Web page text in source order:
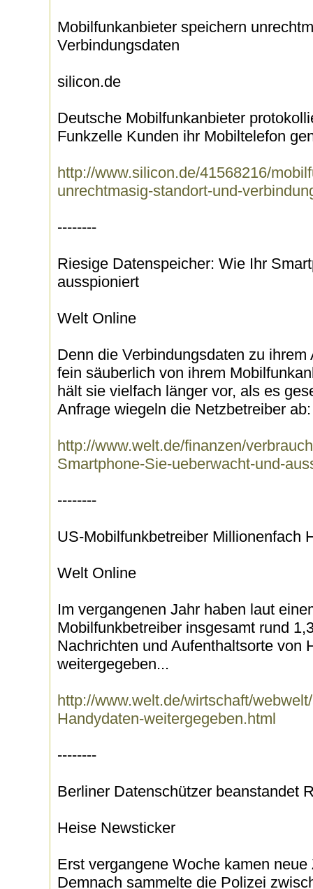
Mobilfunkanbieter speichern
Verbindungsdaten
silicon.de
Deutsche Mobilfunkanbieter
Funkzelle Kunden ihr Mobiltelefon
http://www.silicon.de/41568216/
unrechtmasig-standort-und-
--------
Riesige Datenspeicher: Wie Ihr
ausspioniert
Welt Online
Denn die Verbindungsdaten zu
fein säuberlich von ihrem
hält sie vielfach länger vor, als es
Anfrage wiegeln die Netzbetreiber
http://www.welt.de/finanzen/
Smartphone-Sie-ueberwacht-und-
--------
US-Mobilfunkbetreiber Millionenfach
Welt Online
Im vergangenen Jahr haben laut
Mobilfunkbetreiber insgesamt rund
Nachrichten und Aufenthaltsorte von
weitergegeben...
http://www.welt.de/wirtschaft/
Handydaten-weitergegeben.html
--------
Berliner Datenschützer beanstandet
Heise Newsticker
Erst vergangene Woche kamen
Demnach sammelte die Polizei